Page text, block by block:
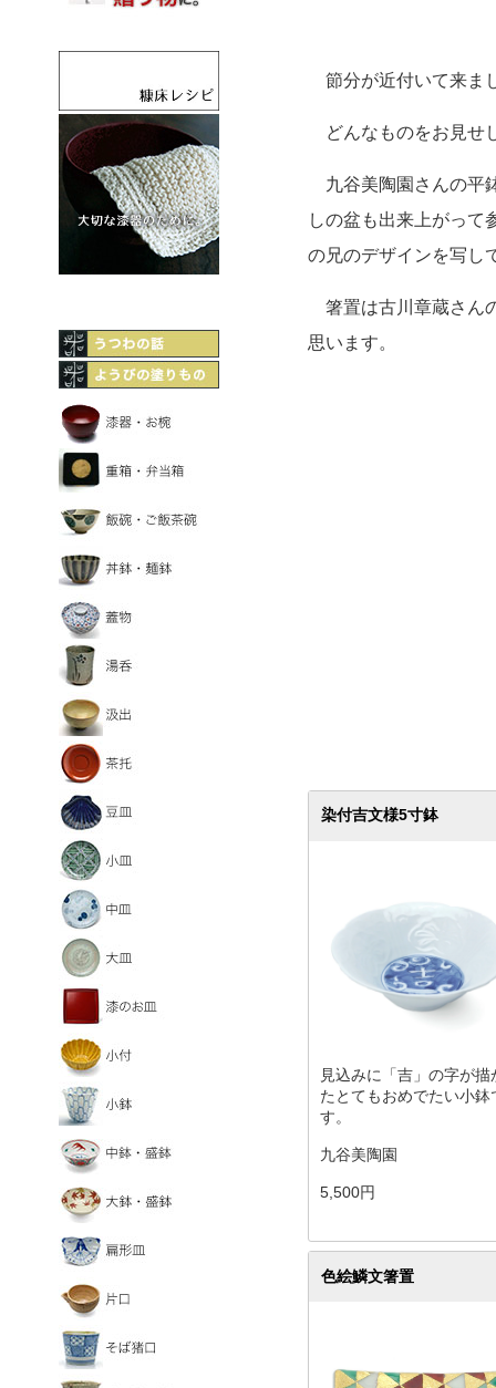
節分が近付いて来ま
どんなものをお見せ
九谷美陶園さんの平
しの盆も出来上がって
の兄のデザインを写し
箸置は古川章蔵さん
思います。
染付吉文様5寸鉢
見込みに「吉」の字が描
たとてもおめでたい小鉢
す。
九谷美陶園
5,500円
色絵鱗文箸置